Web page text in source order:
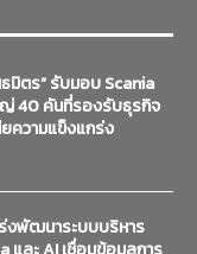
ตร” รับมอบ Scania
40 คันที่รองรับธุรกิจ
ความแข็งแกร่ง
งพัฒนาระบบบริหาร